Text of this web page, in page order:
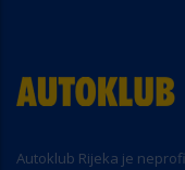
Autoklub Rijeka je